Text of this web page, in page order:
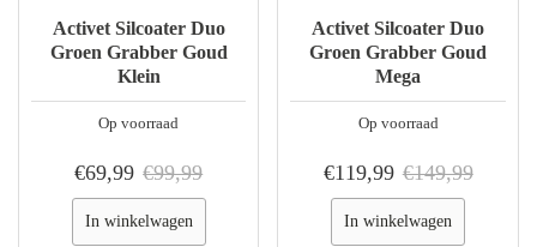
Op voorraad
Activet Silcoater Duo
Groen Grabber Goud
Klein
€69,99 €99,99
In winkelwagen
Op voorraad
Activet Silcoater Duo
Groen Grabber Goud
Mega
€119,99 €149,99
In winkelwagen